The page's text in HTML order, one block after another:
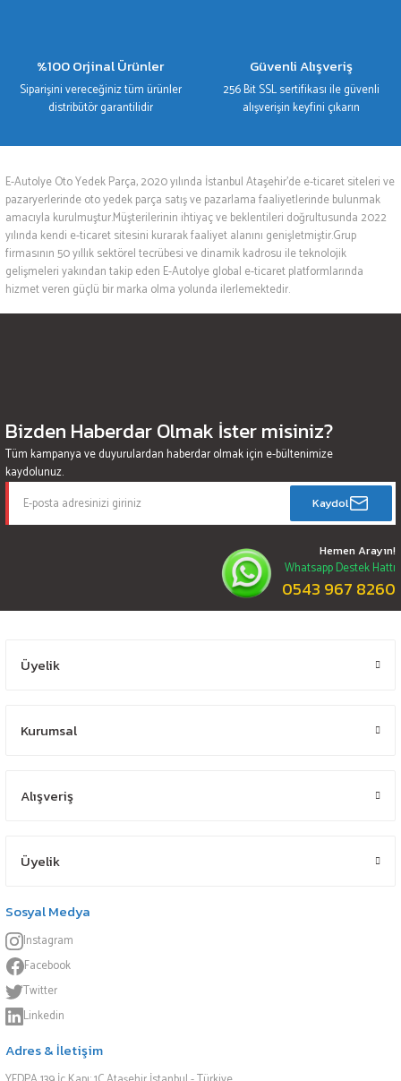
%100 Orjinal Ürünler
Siparişini vereceğiniz tüm ürünler
distribütör garantilidir
Güvenli Alışveriş
256 Bit SSL sertifikası ile güvenli
alışverişin keyfini çıkarın
E-Autolye Oto Yedek Parça, 2020 yılında İstanbul Ataşehir’de e-ticaret siteleri ve
pazaryerlerinde oto yedek parça satış ve pazarlama faaliyetlerinde bulunmak
amacıyla kurulmuştur.Müşterilerinin ihtiyaç ve beklentileri doğrultusunda 2022
yılında kendi e-ticaret sitesini kurarak faaliyet alanını genişletmiştir.Grup
firmasının 50 yıllık sektörel tecrübesi ve dinamik kadrosu ile teknolojik
gelişmeleri yakından takip eden E-Autolye global e-ticaret platformlarında
hizmet veren güçlü bir marka olma yolunda ilerlemektedir.
Bizden Haberdar Olmak İster misiniz?
Tüm kampanya ve duyurulardan haberdar olmak için e-bültenimize
kaydolunuz.
Kaydol
Hemen Arayın!
Whatsapp Destek Hattı
0543 967 8260
Üyelik
Kurumsal
Alışveriş
Üyelik
Sosyal Medya
Instagram
Facebook
Twitter
Linkedin
Adres & İletişim